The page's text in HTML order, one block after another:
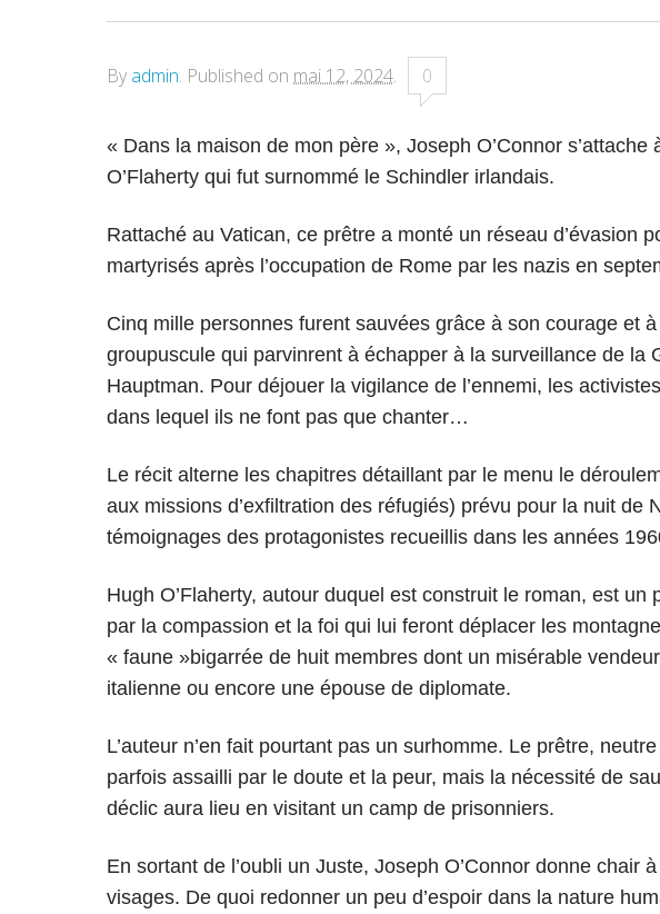
By admin. Published on mai 12, 2024. 0
« Dans la maison de mon père », Joseph O’Connor
O’Flaherty qui fut surnommé le Schindler irlandais.
Rattaché au Vatican, ce prêtre a monté un réseau d’évasion
martyrisés après l’occupation de Rome par les nazis en
Cinq mille personnes furent sauvées grâce à son courage et
groupuscule qui parvinrent à échapper à la surveillance de la
Hauptman. Pour déjouer la vigilance de l’ennemi, les
dans lequel ils ne font pas que chanter…
Le récit alterne les chapitres détaillant par le menu le
aux missions d’exfiltration des réfugiés) prévu pour la nuit de
témoignages des protagonistes recueillis dans les années
Hugh O’Flaherty, autour duquel est construit le roman, est
par la compassion et la foi qui lui feront déplacer les
« faune »bigarrée de huit membres dont un misérable
italienne ou encore une épouse de diplomate.
L’auteur n’en fait pourtant pas un surhomme. Le prêtre,
parfois assailli par le doute et la peur, mais la nécessité de
déclic aura lieu en visitant un camp de prisonniers.
En sortant de l’oubli un Juste, Joseph O’Connor donne chair
visages. De quoi redonner un peu d’espoir dans la nature